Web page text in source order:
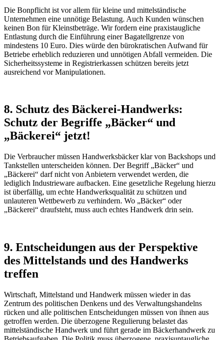
Die Bonpflicht ist vor allem für kleine und mittelständische
Unternehmen eine unnötige Belastung. Auch Kunden wünschen
keinen Bon für Kleinstbeträge. Wir fordern eine praxistaugliche
Entlastung durch die Einführung einer Bagatellgrenze von
mindestens 10 Euro. Dies würde den bürokratischen Aufwand für
Betriebe erheblich reduzieren und unnötigen Abfall vermeiden. Die
Sicherheitssysteme in Registrierkassen schützen bereits jetzt
ausreichend vor Manipulationen.
8. Schutz des Bäckerei-Handwerks:
Schutz der Begriffe „Bäcker“ und
„Bäckerei“ jetzt!
Die Verbraucher müssen Handwerksbäcker klar von Backshops und
Tankstellen unterscheiden können. Der Begriff „Bäcker“ und
„Bäckerei“ darf nicht von Anbietern verwendet werden, die
lediglich Industrieware aufbacken. Eine gesetzliche Regelung hierzu
ist überfällig, um echte Handwerksqualität zu schützen und
unlauteren Wettbewerb zu verhindern. Wo „Bäcker“ oder
„Bäckerei“ draufsteht, muss auch echtes Handwerk drin sein.
9. Entscheidungen aus der Perspektive
des Mittelstands und des Handwerks
treffen
Wirtschaft, Mittelstand und Handwerk müssen wieder in das
Zentrum des politischen Denkens und des Verwaltungshandelns
rücken und alle politischen Entscheidungen müssen von ihnen aus
getroffen werden. Die überzogene Regulierung belastet das
mittelständische Handwerk und führt gerade im Bäckerhandwerk zu